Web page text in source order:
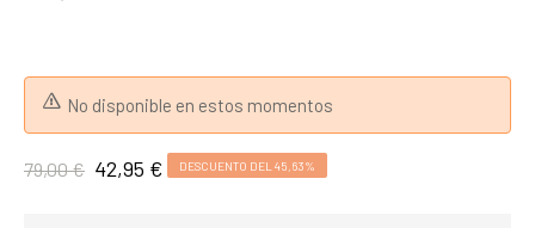
No disponible en estos momentos
79,00 € 42,95 € DESCUENTO DEL 45,63%